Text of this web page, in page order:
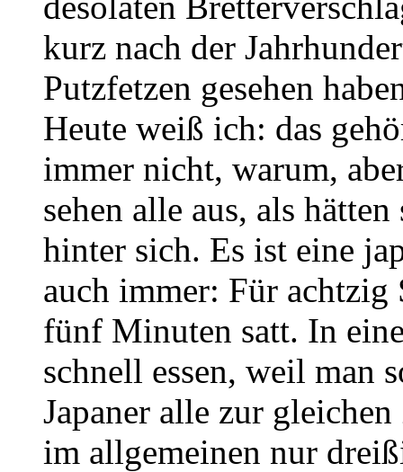
kurz nach der
Putzfetzen gesehen
Heute weiß ich: das
immer nicht, warum,
sehen alle aus, als
hinter sich. Es ist eine
auch immer: Für
fünf Minuten satt. In
schnell essen, weil man
Japaner alle zur
im allgemeinen nur